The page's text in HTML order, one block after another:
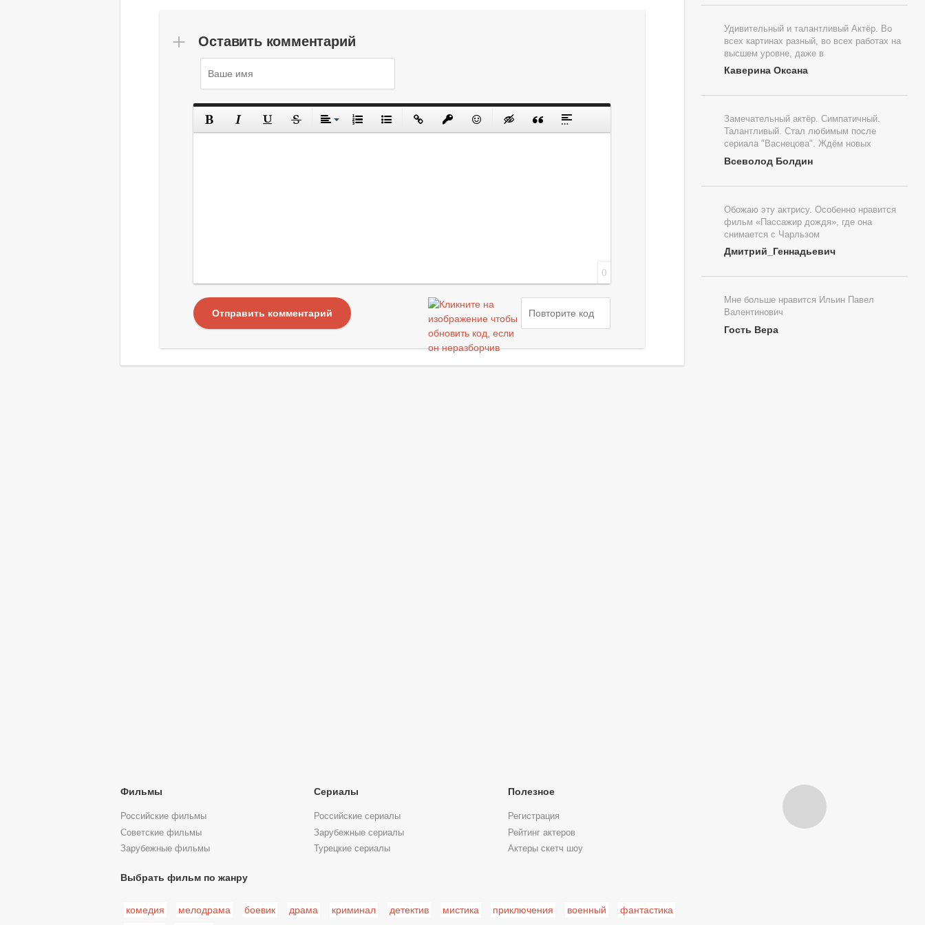
Оставить комментарий
0
Отправить комментарий
Удивительный и талантливый Актёр. Во
всех картинах разный, во всех работах на
высшем уровне, даже в
Каверина Оксана
Замечательный актёр. Симпатичный.
Талантливый. Стал любимым после
сериала "Васнецова". Ждём новых
Всеволод Болдин
Обожаю эту актрису. Особенно нравится
фильм «Пассажир дождя», где она
снимается с Чарльзом
Дмитрий_Геннадьевич
Мне больше нравится Ильин Павел
Валентинович
Гость Вера
Фильмы
Российские фильмы
Советские фильмы
Зарубежные фильмы
Сериалы
Российские сериалы
Зарубежные сериалы
Турецкие сериалы
Полезное
Регистрация
Рейтинг актеров
Актеры скетч шоу
Выбрать фильм по жанру
комедия мелодрама боевик драма криминал детектив мистика приключения военный фантастика